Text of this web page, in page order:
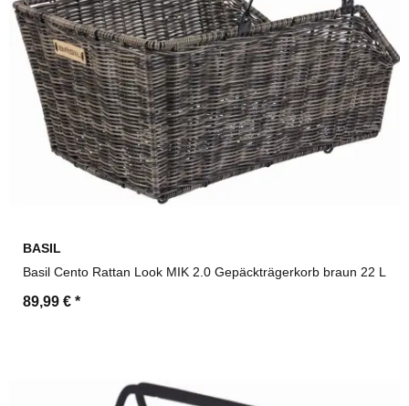
BASIL
Basil Cento Rattan Look MIK 2.0 Gepäckträgerkorb braun 22 L
89,99 € *